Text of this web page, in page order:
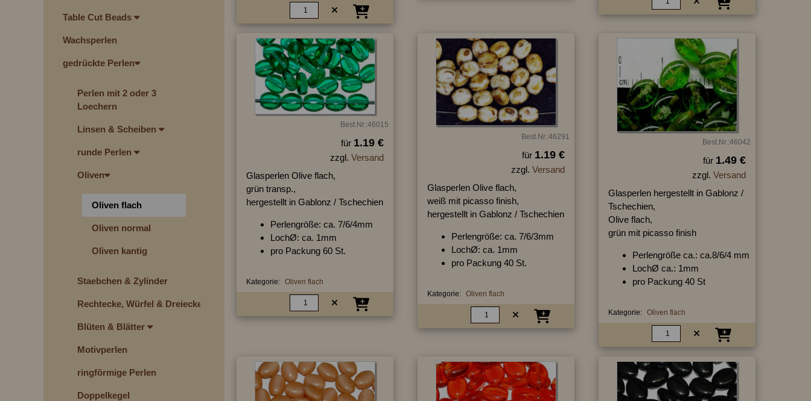
Table Cut Beads
Wachsperlen
gedrückte Perlen
Perlen mit 2 oder 3
Loechern
Linsen & Scheiben
runde Perlen
Oliven
Oliven flach
Oliven normal
Oliven kantig
Staebchen & Zylinder
Rechtecke, Würfel & Dreiecke
Blüten & Blätter
Motivperlen
ringförmige Perlen
Doppelkegel
Best.Nr.:46015
für 1.19 €
zzgl. Versand
Glasperlen Olive flach,
grün transp.,
hergestellt in Gablonz / Tschechien
Perlengröße: ca. 7/6/4mm
LochØ: ca. 1mm
pro Packung 60 St.
Kategorie: Oliven flach
Best.Nr.:46291
für 1.19 €
zzgl. Versand
Glasperlen Olive flach,
weiß mit picasso finish,
hergestellt in Gablonz / Tschechien
Perlengröße: ca. 7/6/3mm
LochØ: ca. 1mm
pro Packung 40 St.
Kategorie: Oliven flach
Best.Nr.:46042
für 1.49 €
zzgl. Versand
Glasperlen hergestellt in Gablonz /
Tschechien,
Olive flach,
grün mit picasso finish
Perlengröße ca.: ca.8/6/4 mm
LochØ ca.: 1mm
pro Packung 40 St
Kategorie: Oliven flach